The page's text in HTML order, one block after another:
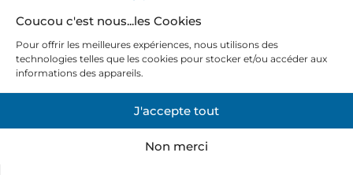
Coucou c'est nous...les Cookies
Pour offrir les meilleures expériences, nous utilisons des
technologies telles que les cookies pour stocker et/ou accéder aux
informations des appareils.
J'accepte tout
Non merci